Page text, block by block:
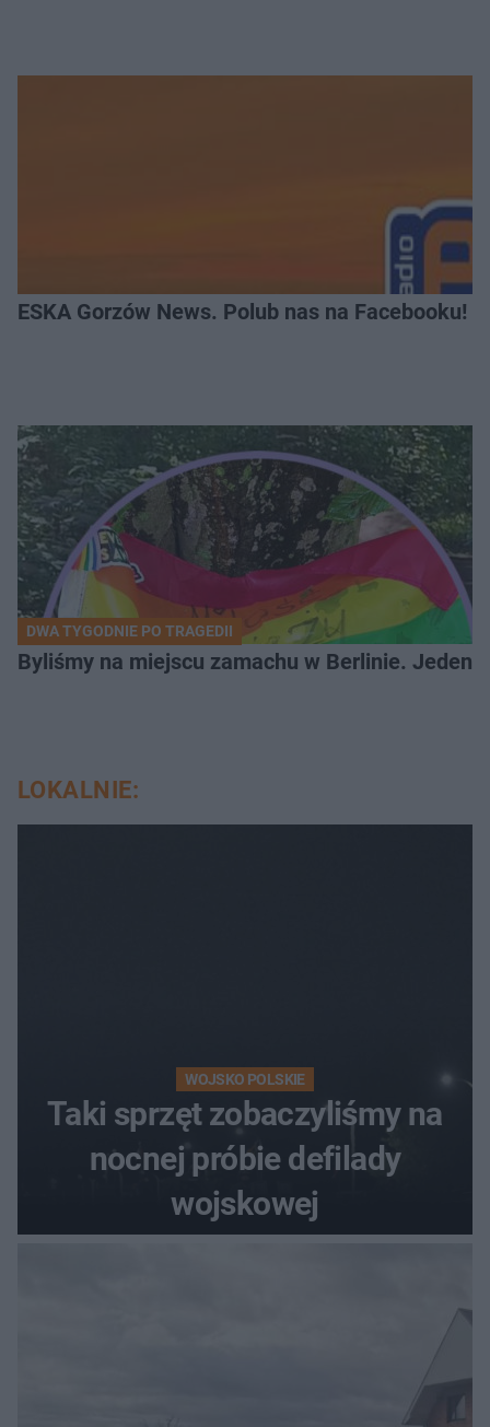
ESKA Gorzów News. Polub nas na Facebooku!
DWA TYGODNIE PO TRAGEDII
Byliśmy na miejscu zamachu w Berlinie. Jeden
LOKALNIE:
WOJSKO POLSKIE
Taki sprzęt zobaczyliśmy na
nocnej próbie defilady
wojskowej